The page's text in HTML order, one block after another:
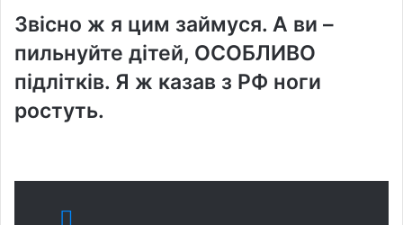
Звісно ж я цим займуся. А ви –
пильнуйте дітей, ОСОБЛИВО
підлітків. Я ж казав з РФ ноги
ростуть.